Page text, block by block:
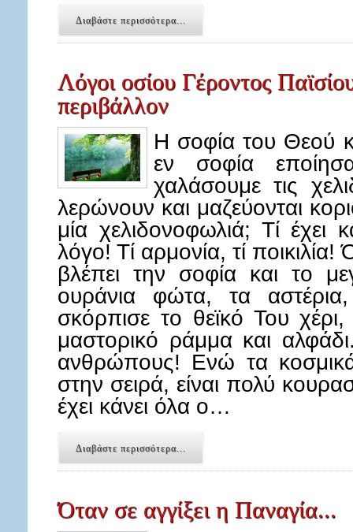
Διαβάστε περισσότερα...
Λόγοι οσίου Γέροντος
περιβάλλον
Η σοφία του Θεού
εν σοφία
χαλάσουμε τις
λερώνουν και μαζεύονται
μία χελιδονοφωλιά; Τί
λόγο! Τί αρμονία, τί
βλέπει την σοφία και το
ουράνια φώτα, τα
σκόρπισε το θεϊκό Του
μαστορικό ράμμα και
ανθρώπους! Ενώ τα
στην σειρά, είναι πολύ
έχει κάνει όλα ο…
Διαβάστε περισσότερα...
Όταν σε αγγίξει η Παναγία...